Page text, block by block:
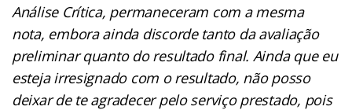
Análise Crítica, permaneceram com a mesma
nota, embora ainda discorde tanto da avaliação
preliminar quanto do resultado final. Ainda que eu
esteja irresignado com o resultado, não posso
deixar de te agradecer pelo serviço prestado, pois